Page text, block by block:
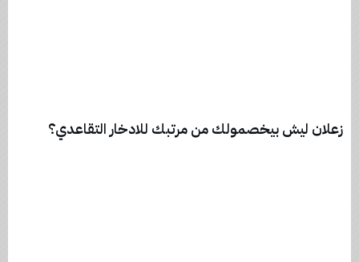
زعلان ليش بيخصمولك من مرتبك للادخار التقاعدي؟